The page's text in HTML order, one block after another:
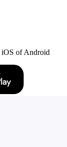
iOS of Android